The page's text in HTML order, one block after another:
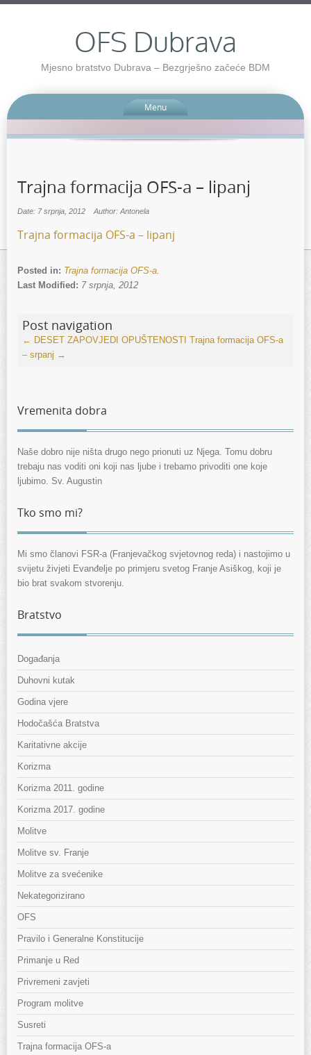
OFS Dubrava
Mjesno bratstvo Dubrava – Bezgrješno začeće BDM
Menu
Trajna formacija OFS-a – lipanj
Date: 7 srpnja, 2012 Author: Antonela
Trajna formacija OFS-a – lipanj
Posted in: Trajna formacija OFS-a.
Last Modified: 7 srpnja, 2012
Post navigation
← DESET ZAPOVJEDI OPUŠTENOSTI Trajna formacija OFS-a
– srpanj →
Vremenita dobra
Naše dobro nije ništa drugo nego prionuti uz Njega. Tomu dobru
trebaju nas voditi oni koji nas ljube i trebamo privoditi one koje
ljubimo. Sv. Augustin
Tko smo mi?
Mi smo članovi FSR-a (Franjevačkog svjetovnog reda) i nastojimo u
svijetu živjeti Evanđelje po primjeru svetog Franje Asiškog, koji je
bio brat svakom stvorenju.
Bratstvo
Događanja
Duhovni kutak
Godina vjere
Hodočašća Bratstva
Karitativne akcije
Korizma
Korizma 2011. godine
Korizma 2017. godine
Molitve
Molitve sv. Franje
Molitve za svećenike
Nekategorizirano
OFS
Pravilo i Generalne Konstitucije
Primanje u Red
Privremeni zavjeti
Program molitve
Susreti
Trajna formacija OFS-a